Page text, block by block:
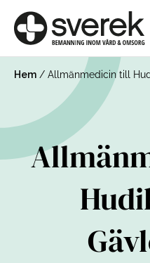
Hem / Allmänmedicin till